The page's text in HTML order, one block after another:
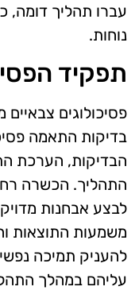
עברו תהליך דומה,
נוחות.
תפקיד
פסיכולוגים
בדיקות התאמה
הבדיקות, הערכת
התהליך. הכשרה
לבצע אבחנות
משמעות התוצאות
להעניק תמיכה
עליהם במהלך